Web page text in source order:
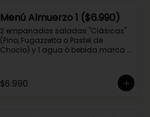
Menú Almuerzo 1 ($6.990)
2 empanadas saladas "Clásicas"
(Pino, Fugazzetta o Pastel de
Choclo) y 1 agua ó bebida marca
$6.990